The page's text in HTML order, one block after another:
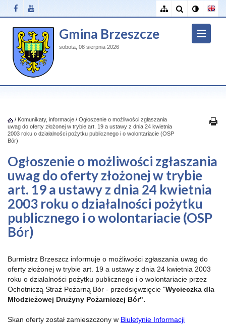
Gmina Brzeszcze
sobota, 08 sierpnia 2026
/ Komunikaty, informacje / Ogłoszenie o możliwości zgłaszania
uwag do oferty złożonej w trybie art. 19 a ustawy z dnia 24 kwietnia
2003 roku o działalności pożytku publicznego i o wolontariacie (OSP
Bór)
Ogłoszenie o możliwości zgłaszania
uwag do oferty złożonej w trybie
art. 19 a ustawy z dnia 24 kwietnia
2003 roku o działalności pożytku
publicznego i o wolontariacie (OSP
Bór)
Burmistrz Brzeszcz informuje o możliwości zgłaszania uwag do
oferty złożonej w trybie art. 19 a ustawy z dnia 24 kwietnia 2003
roku o działalności pożytku publicznego i o wolontariacie przez
Ochotniczą Straż Pożarną Bór - przedsięwzięcie "Wycieczka dla
Młodzieżowej Drużyny Pożarniczej Bór".
Skan oferty został zamieszczony w Biuletynie Informacji